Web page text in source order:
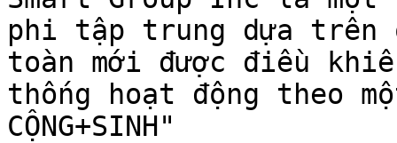
phi tập trung dựa trên
toàn mới được điều
thống hoạt động theo
CỘNG+SINH"